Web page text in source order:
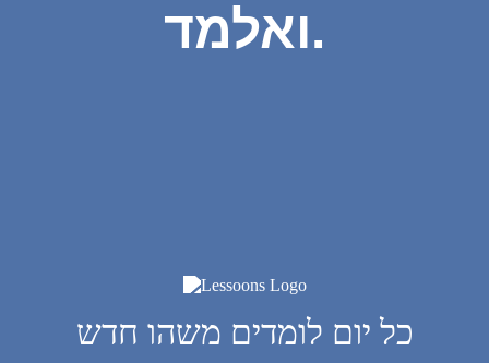
ואלמד.
כל יום לומדים משהו חדש